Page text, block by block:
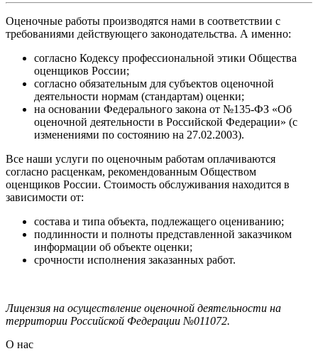
Оценочные работы производятся нами в соответствии с
требованиями действующего законодательства. А именно:
согласно Кодексу профессиональной этики Общества
оценщиков России;
согласно обязательным для субъектов оценочной
деятельности нормам (стандартам) оценки;
на основании Федерального закона от №135-ФЗ «Об
оценочной деятельности в Российской Федерации» (с
изменениями по состоянию на 27.02.2003).
Все наши услуги по оценочным работам оплачиваются
согласно расценкам, рекомендованным Обществом
оценщиков России. Стоимость обслуживания находится в
зависимости от:
состава и типа объекта, подлежащего оцениванию;
подлинности и полноты представленной заказчиком
информации об объекте оценки;
срочности исполнения заказанных работ.
Лицензия на осуществление оценочной деятельности на
территории Российской Федерации №011072.
О нас